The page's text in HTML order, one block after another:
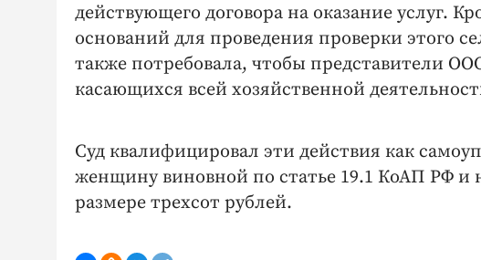
действующего договора на оказание услуг.
оснований для проведения проверки этого
также потребовала, чтобы представители
касающихся всей хозяйственной
Суд квалифицировал эти действия как
женщину виновной по статье 19.1 КоАП РФ
размере трехсот рублей.